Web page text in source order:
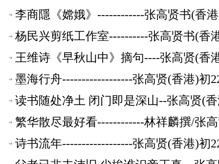
李商隱《嫦娥》------------张高贤书(香
杨民兴剪纸工作室----------张高贤书(香
王维诗《早秋山中》摘句----张高贤(香
墨海行舟------------------张高贤(香港)初
读书随处净土 闭门即是深山--张高贤(
繁华散尽最好看------------林祥麟撰/张
诗书流年------------------张高贤(香港)初